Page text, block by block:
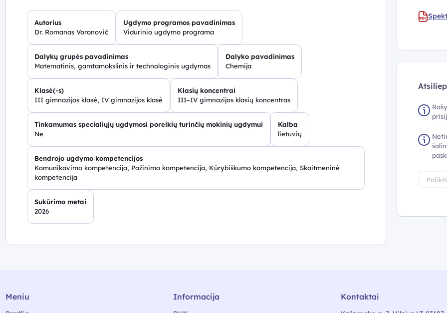
Autorius
Dr. Romanas Voronovič
Ugdymo programos pavadinimas
Vidurinio ugdymo programa
Dalykų grupės pavadinimas
Matematinis, gamtamokslinis ir technologinis ugdymas
Dalyko pavadinimas
Chemija
Klasė(-s)
III gimnazijos klasė, IV gimnazijos klasė
Klasių koncentrai
III–IV gimnazijos klasių koncentras
Tinkamumas specialiųjų ugdymosi poreikių turinčių mokinių ugdymui
Ne
Kalba
lietuvių
Bendrojo ugdymo kompetencijos
Komunikavimo kompetencija, Pažinimo kompetencija, Kūrybiškumo kompetencija, Skaitmeninė
kompetencija
Sukūrimo metai
2026
Meniu Informacija Kontaktai